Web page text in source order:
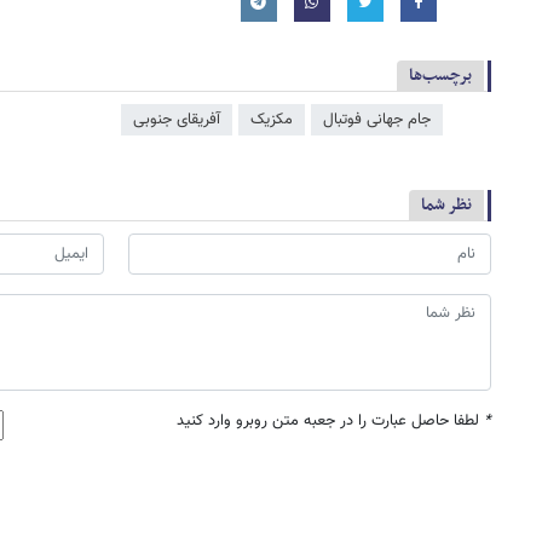
برچسب‌ها
جام جهانی فوتبال مکزیک آفریقای جنوبی
نظر شما
* لطفا حاصل عبارت را در جعبه متن روبرو وارد کنید